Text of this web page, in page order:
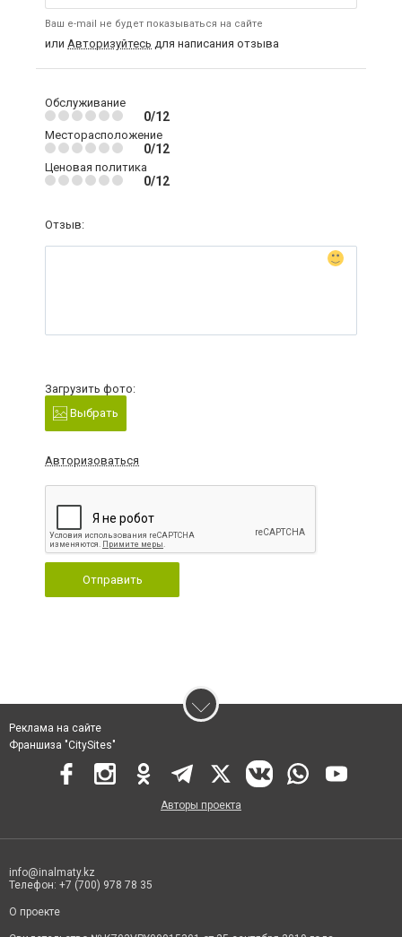
Ваш e-mail не будет показываться на сайте
или Авторизуйтесь для написания отзыва
Обслуживание
0/12
Месторасположение
0/12
Ценовая политика
0/12
Отзыв:
Загрузить фото:
Выбрать
Авторизоваться
Отправить
Реклама на сайте
Франшиза "CitySites"
Авторы проекта
info@inalmaty.kz
Телефон: +7 (700) 978 78 35
О проекте